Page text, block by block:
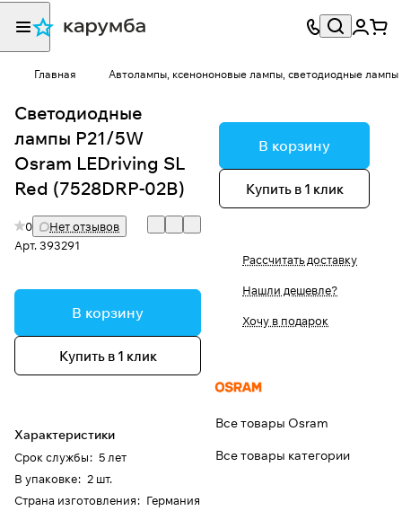
Главная Автолампы, ксенононовые лампы, светодиодные лампы
Светодиодные
лампы P21/5W
Osram LEDriving SL
Red (7528DRP-02B)
0
Нет отзывов
Арт.393291
В корзину
Купить в 1 клик
Характеристики
Срок службы: 5 лет
В упаковке: 2 шт.
Страна изготовления: Германия
В корзину
Купить в 1 клик
Рассчитать доставку
Нашли дешевле?
Хочу в подарок
Все товары Osram
Все товары категории